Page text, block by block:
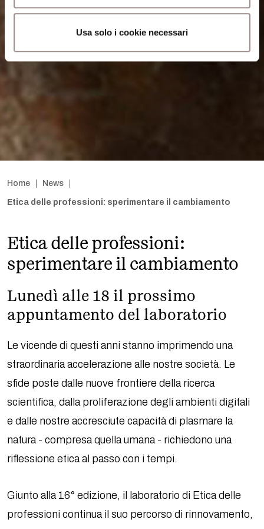
Usa solo i cookie necessari
Home News
Etica delle professioni: sperimentare il cambiamento
Etica delle professioni:
sperimentare il cambiamento
Lunedì alle 18 il prossimo
appuntamento del laboratorio
Le vicende di questi anni stanno imprimendo una
straordinaria accelerazione alle nostre società. Le
sfide poste dalle nuove frontiere della ricerca
scientifica, dalla proliferazione degli ambienti digitali
e dalle nostre accresciute capacità di plasmare la
natura - compresa quella umana - richiedono una
riflessione etica al passo con i tempi.
Giunto alla 16° edizione, il laboratorio di Etica delle
professioni continua il suo percorso di rinnovamento,